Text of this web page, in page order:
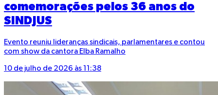
comemorações pelos 36 anos do
SINDJUS
Evento reuniu lideranças sindicais, parlamentares e contou
com show da cantora Elba Ramalho
10 de julho de 2026 às 11:38